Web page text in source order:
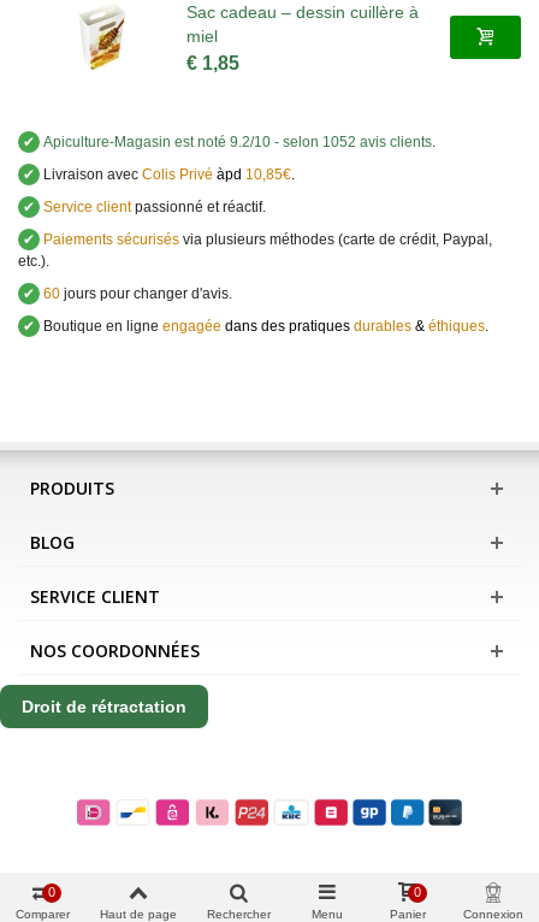
Sac cadeau – dessin cuillère à
miel
€ 1,85
✔ Apiculture-Magasin est noté 9.2/10 - selon 1052 avis clients.
✔
Livraison avec Colis Privé àpd 10,85€.
✔ Service clientpassionné et réactif.
✔
Paiements sécurisés via plusieurs méthodes (carte de crédit, Paypal,
etc.).
✔ 60 jours pour changer d'avis.
✔
Boutique en ligne engagée dans des pratiques durables & éthiques.
PRODUITS
BLOG
SERVICE CLIENT
NOS COORDONNÉES
Droit de rétractation
Comparer
0
Haut de page Rechercher Menu Panier
0
Connexion